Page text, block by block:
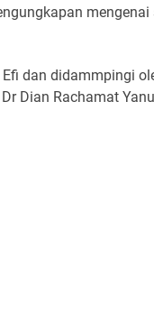
dan didammpingi
Dian Rachamat